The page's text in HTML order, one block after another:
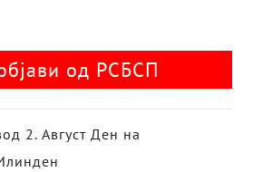
од РСБСП
2. Август Ден на